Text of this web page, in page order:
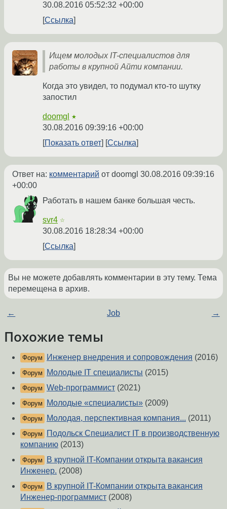
30.08.2016 05:52:32 +00:00
Ссылка
Ищем молодых IT-специалистов для
работы в крупной Айти компании.
Когда это увидел, то подумал кто-то шутку
запостил
doomgl ★
30.08.2016 09:39:16 +00:00
Показать ответ
Ссылка
Ответ на: комментарий от doomgl 30.08.2016 09:39:16
+00:00
Работать в нашем банке большая честь.
svr4 ☆
30.08.2016 18:28:34 +00:00
Ссылка
Вы не можете добавлять комментарии в эту тему. Тема
перемещена в архив.
← Job →
Похожие темы
Форум Инженер внедрения и сопровождения (2016)
Форум Молодые IT специалисты (2015)
Форум Web-программист (2021)
Форум Молодые «специалисты» (2009)
Форум Молодая, перспективная компания... (2011)
Форум
Подольск Специалист IT в производственную
компанию (2013)
Форум
В крупной IT-Компании открыта вакансия
Инженер. (2008)
Форум
В крупной IT-Компании открыта вакансия
Инженер-программист (2008)